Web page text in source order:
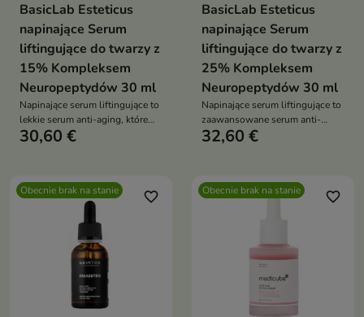
BasicLab Esteticus
napinające Serum
liftingujące do twarzy z
15% Kompleksem
Neuropeptydów 30 ml
Napinające serum liftingujące to
lekkie serum anti-aging, które
intensywnie nawilża, poprawia
30,60 €
BasicLab Esteticus
napinające Serum
liftingujące do twarzy z
25% Kompleksem
Neuropeptydów 30 ml
Napinające serum liftingujące to
zaawansowane serum anti-
aging, które wygładza
odmłodzenia
32,60 €
Obecnie brak na stanie favorite_border Obecnie brak na stanie favorite_border